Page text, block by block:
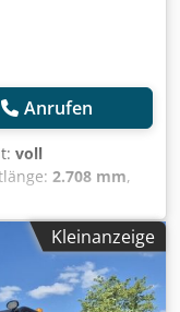
Anrufen
voll
2.708 mm,
Einsatzbereit
Djwa Zustand
solution for
2 hooks to meet
Kleinanzeige